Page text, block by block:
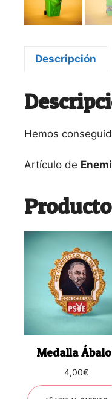
Descripción
Hemos
Artículo de
Medalla
4,00€